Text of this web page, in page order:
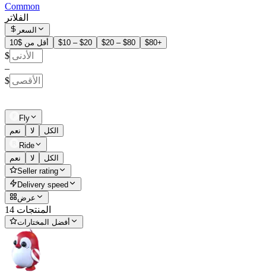
Common
الفلاتر
السعر
أقل من $10
$10 – $20 $20 – $80 $80+
$
–
$
Fly
نعم
لا
الكل
Ride
نعم
لا
الكل
Seller rating
Delivery speed
عرض
14 المنتجات
أفضل المختارات